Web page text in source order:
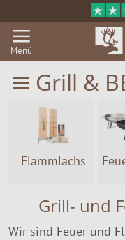
Menü
Grill & BBQ
Sauna
Zu Hause
Grill &
Flammlachs
Grill- und
Wir sind Feuer und